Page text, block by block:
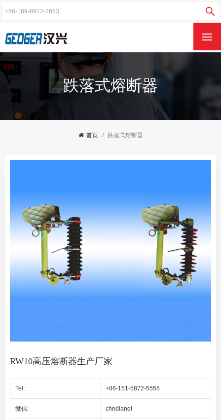
跌落式熔断器
首页 / 跌落式熔断器
RW10高压熔断器生产厂家
Tel : +86-151-5872-5555
微信: chndianqi